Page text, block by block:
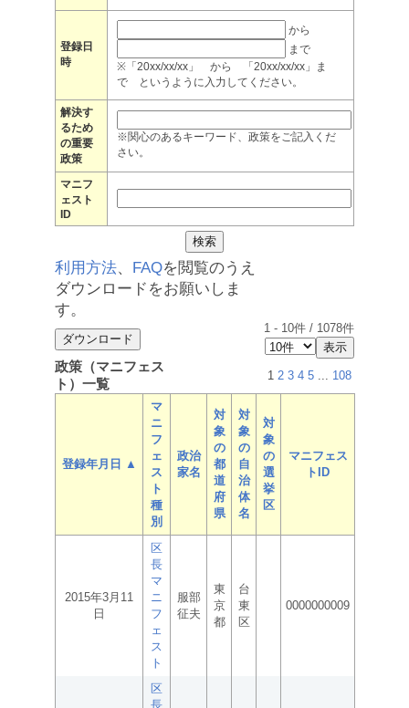
登録日
時
から
まで
※「20xx/xx/xx」 から 「20xx/xx/xx」ま
で というように入力してください。
解決す
るため
の重要
政策
※関心のあるキーワード、政策をご記入くだ
さい。
マニフ
ェスト
ID
利用方法、 FAQを閲覧のうえ
ダウンロードをお願いしま
す。
1 - 10件 / 1078件
政策（マニフェス
ト）一覧
1 2 3 4 5 ... 108
登録年月日 ▲
マ
ニ
フ
ェ
ス
ト
種
別
政治
家名
対
象
の
都
道
府
県
対
象
の
自
治
体
名
対
象
の
選
挙
区
マニフェス
トID
2015年3月11
日
区
長
マ
ニ
フ
ェ
ス
ト
服部
征夫
東
京
都
台
東
区
0000000009
区
長